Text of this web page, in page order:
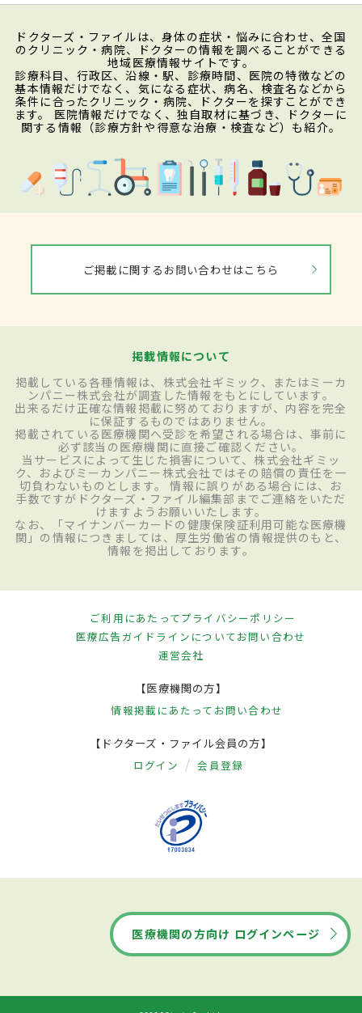
ドクターズ・ファイルは、身体の症状・悩みに合わせ、全国
のクリニック・病院、ドクターの情報を調べることができる
地域医療情報サイトです。
診療科目、行政区、沿線・駅、診療時間、医院の特徴などの
基本情報だけでなく、気になる症状、病名、検査名などから
条件に合ったクリニック・病院、ドクターを探すことができ
ます。 医院情報だけでなく、独自取材に基づき、ドクターに
関する情報（診療方針や得意な治療・検査など）も紹介。
ご掲載に関するお問い合わせはこちら
掲載情報について
掲載している各種情報は、株式会社ギミック、またはミーカ
ンパニー株式会社が調査した情報をもとにしています。
出来るだけ正確な情報掲載に努めておりますが、内容を完全
に保証するものではありません。
掲載されている医療機関へ受診を希望される場合は、事前に
必ず該当の医療機関に直接ご確認ください。
当サービスによって生じた損害について、株式会社ギミッ
ク、およびミーカンパニー株式会社ではその賠償の責任を一
切負わないものとします。 情報に誤りがある場合には、お
手数ですがドクターズ・ファイル編集部までご連絡をいただ
けますようお願いいたします。
なお、「マイナンバーカードの健康保険証利用可能な医療機
関」の情報につきましては、厚生労働省の情報提供のもと、
情報を掲出しております。
ご利用にあたってプライバシーポリシー
医療広告ガイドラインについてお問い合わせ
運営会社
【医療機関の方】
情報掲載にあたって お問い合わせ
【ドクターズ・ファイル会員の方】
ログイン 会員登録
医療機関の方向け ログインページ